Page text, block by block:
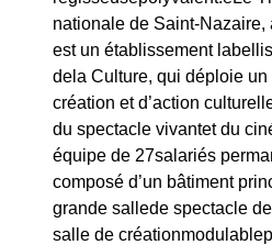
nationale de Saint-Nazaire,
est un établissement
dela Culture, qui déploie
création et d’action
du spectacle vivantet du
équipe de 27salariés
composé d’un bâtiment
grande sallede spectacle
salle de